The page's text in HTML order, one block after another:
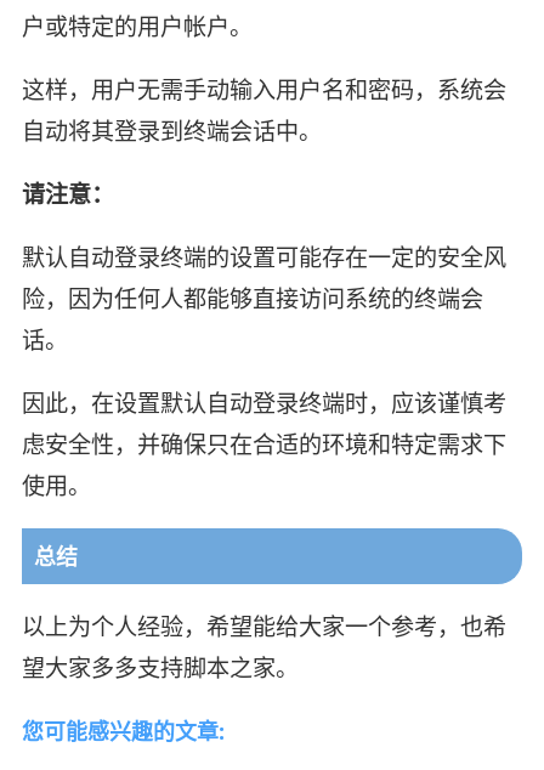
户或特定的用户帐户。
这样，用户无需手动输入用户名和密码，系统会
自动将其登录到终端会话中。
请注意：
默认自动登录终端的设置可能存在一定的安全风
险，因为任何人都能够直接访问系统的终端会
话。
因此，在设置默认自动登录终端时，应该谨慎考
虑安全性，并确保只在合适的环境和特定需求下
使用。
总结
以上为个人经验，希望能给大家一个参考，也希
望大家多多支持脚本之家。
您可能感兴趣的文章: